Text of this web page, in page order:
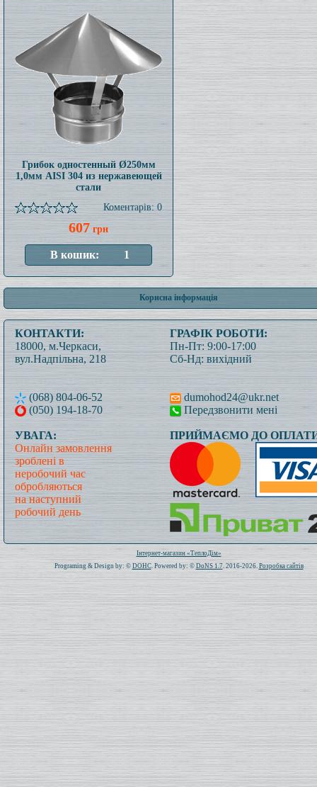
Грибок одностенный Ø250мм
1,0мм AISI 304 из нержавеющей
стали
Коментарів: 0
607 грн
Корисна інформація
КОНТАКТИ:
18000, м.Черкаси,
вул.Надпільна, 218
(068) 804-06-52
(050) 194-18-70
ГРАФІК РОБОТИ:
Пн-Пт: 9:00-17:00
Сб-Нд: вихідний
dumohod24@ukr.net
Передзвонити мені
УВАГА:
Онлайн замовлення
зроблені в
неробочий час
обробляються
на наступний
робочий день
ПРИЙМАЄМО ДО
Всього: 1020745 Сьогодні: 362
Інтернет-магазин «ТеплоДім»
Programing & Design by: © DOHC. Powered by: © DoNS 1.7. 2016-2026. Розробка сайтів